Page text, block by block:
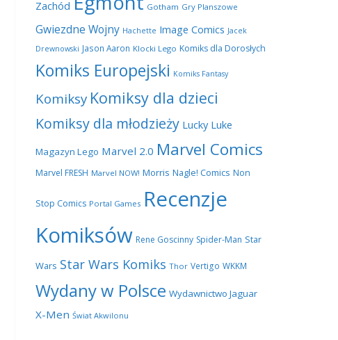
Zachód Gotham Gry Planszowe
Gwiezdne Wojny Hachette Image Comics Jacek
Drewnowski Jason Aaron Klocki Lego Komiks dla Dorosłych
Komiks Europejski Komiks Fantasy
Komiksy Komiksy dla dzieci
Komiksy dla młodzieży Lucky Luke
Magazyn Lego Marvel 2.0 Marvel Comics
Marvel FRESH Marvel NOW! Morris Nagle! Comics Non
Stop Comics Portal Games Recenzje
Komiksów Rene Goscinny Spider-Man Star
Wars Star Wars Komiks Thor Vertigo WKKM
Wydany w Polsce Wydawnictwo Jaguar
X-Men Świat Akwilonu